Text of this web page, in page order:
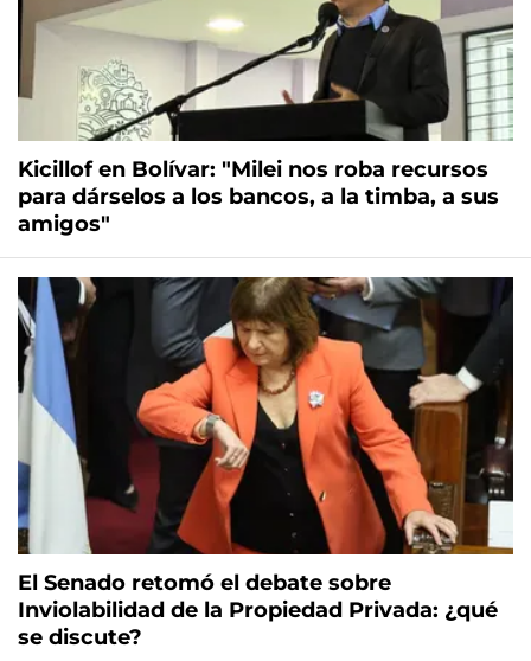
Kicillof en Bolívar: "Milei nos roba recursos
para dárselos a los bancos, a la timba, a sus
amigos"
El Senado retomó el debate sobre
Inviolabilidad de la Propiedad Privada: ¿qué
se discute?